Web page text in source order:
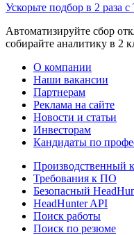
Ускорьте подбор в 2 раза
Автоматизируйте сбор
собирайте аналитику в 2
О компании
Наши вакансии
Партнерам
Реклама на сайте
Новости и статьи
Инвесторам
Кандидаты по
Производственный
Требования к ПО
Безопасный
HeadHunter API
Поиск работы
Поиск по резюме